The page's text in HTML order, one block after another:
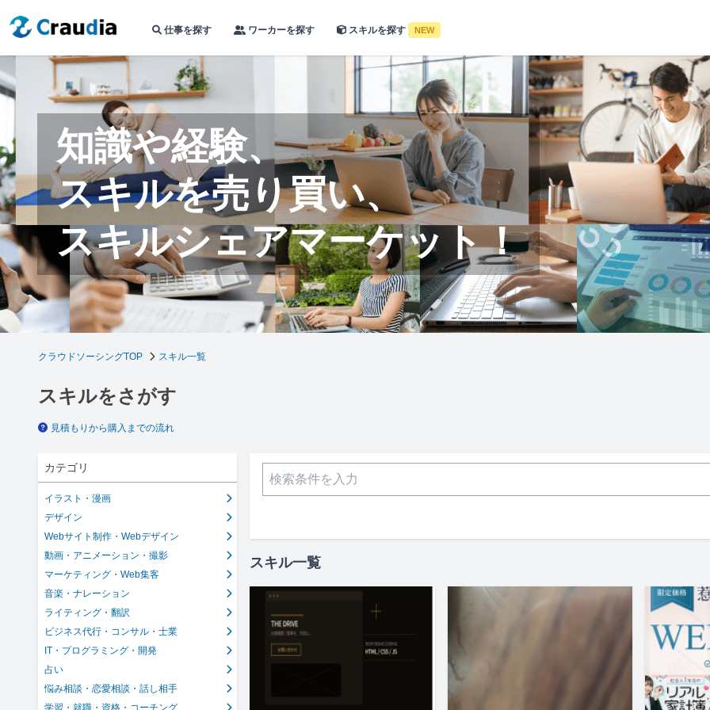
仕事を探す ワーカーを探す スキルを探す NEW
知識や経験、
スキルを売り買い、
スキルシェアマーケット！
クラウドソーシングTOP スキル一覧
スキルをさがす
見積もりから購入までの流れ
カテゴリ
イラスト・漫画
デザイン
Webサイト制作・Webデザイン
動画・アニメーション・撮影
マーケティング・Web集客
音楽・ナレーション
ライティング・翻訳
ビジネス代行・コンサル・士業
IT・プログラミング・開発
占い
悩み相談・恋愛相談・話し相手
学習・就職・資格・コーチング
スキル一覧